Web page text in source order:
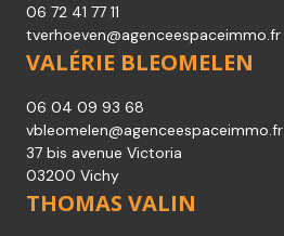
06 72 41 77 11
tverhoeven@agenceespaceimmo.fr
VALÉRIE BLEOMELEN
06 04 09 93 68
vbleomelen@agenceespaceimmo.fr
37 bis avenue Victoria
03200 Vichy
THOMAS VALIN